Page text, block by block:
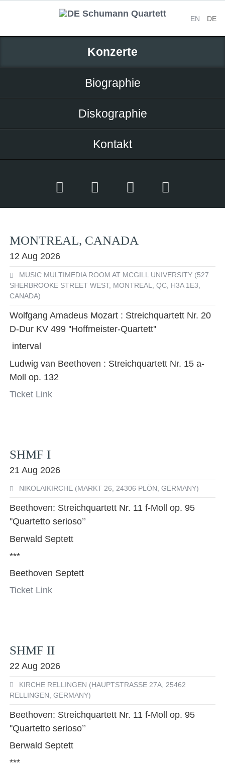
EN DE
Konzerte
Biographie
Diskographie
Kontakt
FacebookYouTubeInstagram
MONTREAL, CANADA
12 Aug 2026
MUSIC MULTIMEDIA ROOM AT MCGILL UNIVERSITY (527
SHERBROOKE STREET WEST, MONTREAL, QC, H3A 1E3,
CANADA)
Wolfgang Amadeus Mozart : Streichquartett Nr. 20
D-Dur KV 499 ''Hoffmeister-Quartett''
interval
Ludwig van Beethoven : Streichquartett Nr. 15 a-
Moll op. 132
Ticket Link
SHMF I
21 Aug 2026
NIKOLAIKIRCHE (MARKT 26, 24306 PLÖN, GERMANY)
Beethoven: Streichquartett Nr. 11 f-Moll op. 95
''Quartetto serioso’’
Berwald Septett
***
Beethoven Septett
Ticket Link
SHMF II
22 Aug 2026
KIRCHE RELLINGEN (HAUPTSTRASSE 27A, 25462 R
ELLINGEN, GERMANY)
Beethoven: Streichquartett Nr. 11 f-Moll op. 95
''Quartetto serioso’’
Berwald Septett
***